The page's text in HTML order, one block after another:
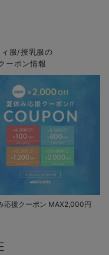
服/授乳服の
ーポン情報
応援クーポン MAX2,000円